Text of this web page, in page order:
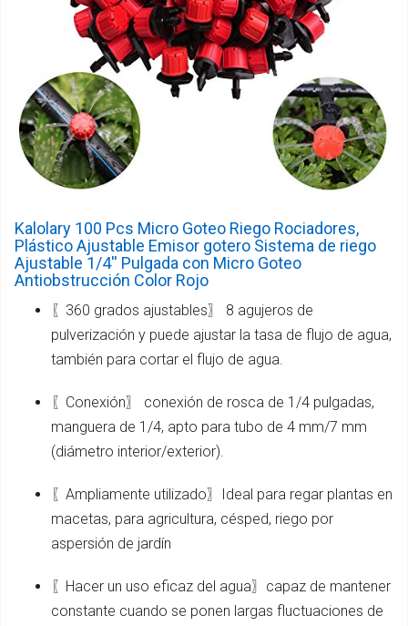
Kalolary 100 Pcs Micro Goteo Riego Rociadores,
Plástico Ajustable Emisor gotero Sistema de riego
Ajustable 1/4'' Pulgada con Micro Goteo
Antiobstrucción Color Rojo
〖360 grados ajustables〗 8 agujeros de
pulverización y puede ajustar la tasa de flujo de agua,
también para cortar el flujo de agua.
〖Conexión〗 conexión de rosca de 1/4 pulgadas,
manguera de 1/4, apto para tubo de 4 mm/7 mm
(diámetro interior/exterior).
〖Ampliamente utilizado〗Ideal para regar plantas en
macetas, para agricultura, césped, riego por
aspersión de jardín
〖Hacer un uso eficaz del agua〗capaz de mantener
constante cuando se ponen largas fluctuaciones de